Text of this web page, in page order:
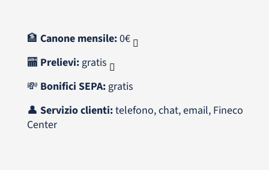
🏦 Canone mensile:0€
🏧 Prelievi: gratis
💸 Bonifici SEPA: gratis
👤 Servizio clienti:telefono, chat, email, Fineco
Center